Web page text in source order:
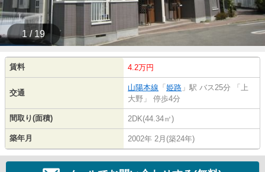
1 / 19
賃料 4.2万円
交通
山陽本線 「 姫路 」駅 バス25分 「上
大野」 停歩4分
間取り(面積) 2DK(44.34㎡)
築年月 2002年 2月(築24年)